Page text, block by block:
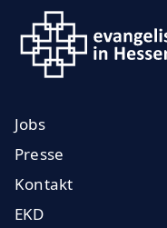
Jobs
Presse
Kontakt
EKD